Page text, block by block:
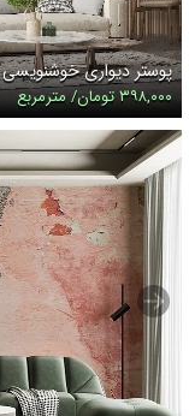
پوستر دیواری
۳۹۸,۰۰۰ تومان/ مترمربع